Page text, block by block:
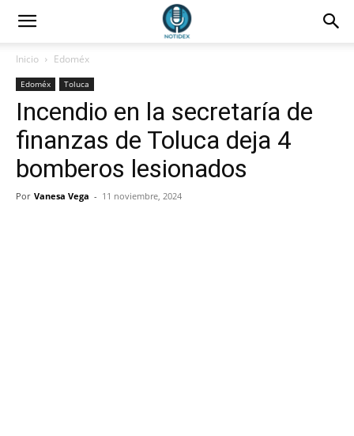
Inicio Edoméx
Edoméx Toluca
Incendio en la secretaría de
finanzas de Toluca deja 4
bomberos lesionados
Por Vanesa Vega - 11 noviembre, 2024